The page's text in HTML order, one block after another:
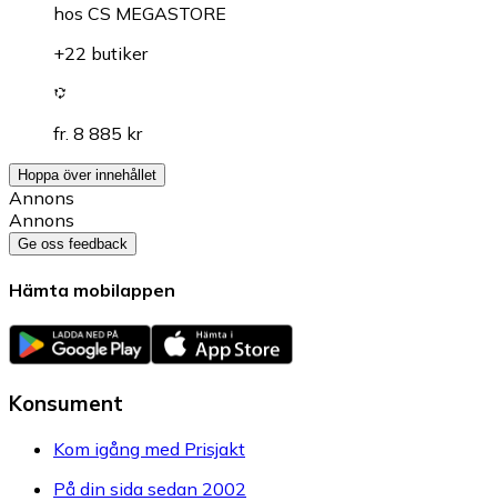
hos CS MEGASTORE
+22 butiker
fr. 8 885 kr
Hoppa över innehållet
Annons
Annons
Ge oss feedback
Hämta mobilappen
Konsument
Kom igång med Prisjakt
På din sida sedan 2002